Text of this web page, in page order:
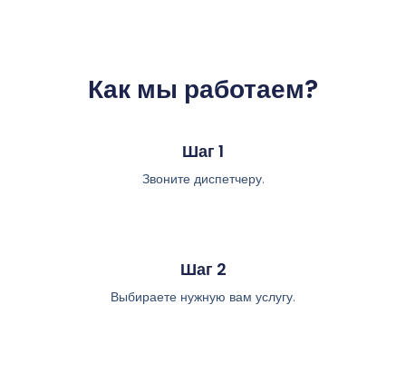
Как мы работаем?
Шаг 1
Звоните диспетчеру.
Шаг 2
Выбираете нужную вам услугу.